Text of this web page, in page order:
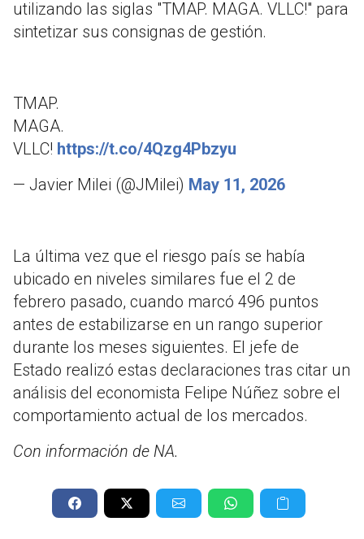
utilizando las siglas "TMAP. MAGA. VLLC!" para
sintetizar sus consignas de gestión.
TMAP.
MAGA.
VLLC! https://t.co/4Qzg4Pbzyu
— Javier Milei (@JMilei) May 11, 2026
La última vez que el riesgo país se había
ubicado en niveles similares fue el 2 de
febrero pasado, cuando marcó 496 puntos
antes de estabilizarse en un rango superior
durante los meses siguientes. El jefe de
Estado realizó estas declaraciones tras citar un
análisis del economista Felipe Núñez sobre el
comportamiento actual de los mercados.
Con información de NA.